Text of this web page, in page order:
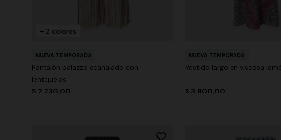
+ 2 colores
NUEVA TEMPORADA
Pantalón palazzo acanalado con
lentejuelas
$ 2.230,00
NUEVA TEMPORADA
Vestido largo en viscosa
$ 3.800,00